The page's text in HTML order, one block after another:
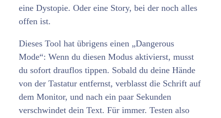
eine Dystopie. Oder eine Story, bei der noch alles
offen ist.
Dieses Tool hat übrigens einen „Dangerous
Mode“: Wenn du diesen Modus aktivierst, musst
du sofort drauflos tippen. Sobald du deine Hände
von der Tastatur entfernst, verblasst die Schrift auf
dem Monitor, und nach ein paar Sekunden
verschwindet dein Text. Für immer. Testen also